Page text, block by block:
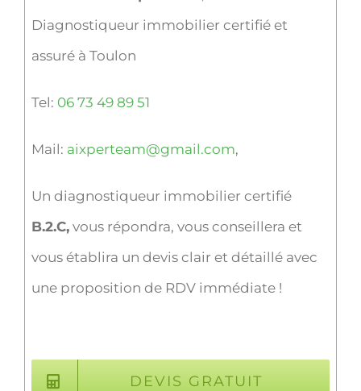
Diagnostiqueur immobilier certifié et
assuré à Toulon
Tel: 06 73 49 89 51
Mail: aixperteam@gmail.com,
Un diagnostiqueur immobilier certifié
B.2.C,vous répondra, vous conseillera et
vous établira un devis clair et détaillé avec
une proposition de RDV immédiate !
DEVIS GRATUIT